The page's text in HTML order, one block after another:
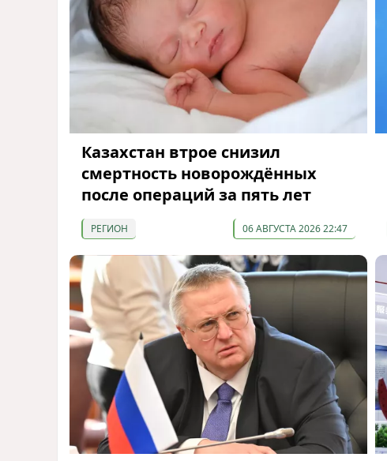
Казахстан втрое снизил
смертность новорождённых
после операций за пять лет
РЕГИОН 06 АВГУСТА 2026 22:47